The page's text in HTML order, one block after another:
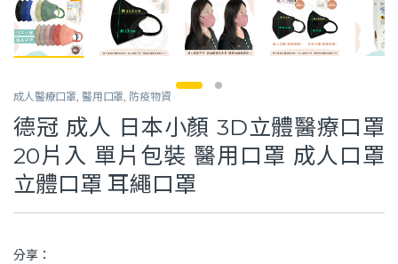
成人醫療口罩, 醫用口罩, 防疫物資
德冠 成人 日本小顏 3D立體醫療口罩
20片入 單片包裝 醫用口罩 成人口罩
立體口罩 耳繩口罩
分享：